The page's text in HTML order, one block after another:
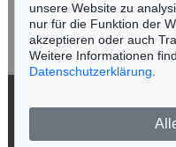
Auktion 342 - Lot 233
unsere Website zu
nur für die Funktion der
akzeptieren oder auch
Weitere Informationen
Datenschutzerklärung